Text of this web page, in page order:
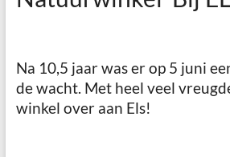
Na 10,5 jaar was er op 5 juni
de wacht. Met heel veel
winkel over aan Els!